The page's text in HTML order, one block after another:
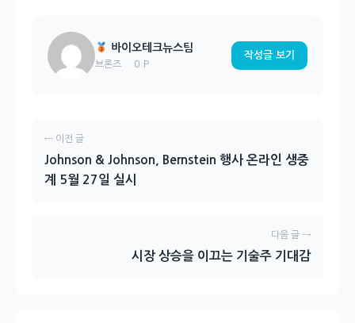
바이오테크뉴스팀
브론즈 0 P
작성글 보기
← 이전 글
Johnson & Johnson, Bernstein 행사 온라인 생중
계 5월 27일 실시
다음 글 →
시장 상승을 이끄는 기술주 기대감